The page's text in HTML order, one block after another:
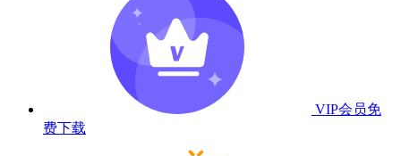
VIP会员免
费下载